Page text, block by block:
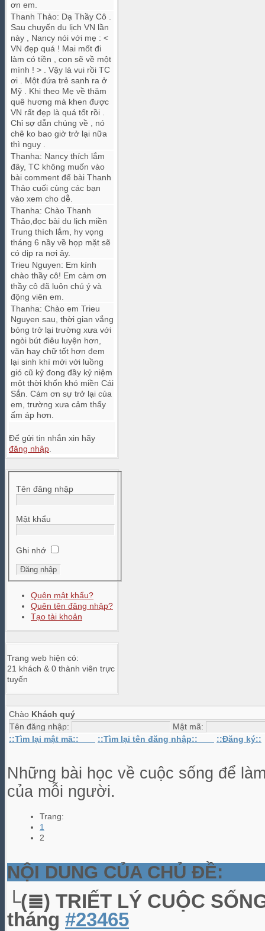
ơn em.
Thanh Thảo: Dạ Thầy Cô .
Sau chuyến du lịch VN lần
này , Nancy nói với mẹ : <
VN đẹp quá ! Mai mốt đi
làm có tiền , con sẽ về một
mình ! > . Vậy là vui rồi TC
ơi . Một đứa trẻ sanh ra ở
Mỹ . Khi theo Mẹ về thăm
quê hương mà khen được
VN rất đẹp là quá tốt rồi .
Chỉ sợ dẫn chúng về , nó
chê ko bao giờ trở lại nữa
thì nguy .
Thanha: Nancy thích lắm
đây, TC không muốn vào
bài comment để bài Thanh
Thảo cuối cùng các bạn
vào xem cho dễ.
Thanha: Chào Thanh
Thảo,đọc bài du lịch miền
Trung thích lắm, hy vọng
tháng 6 nầy về họp mặt sẽ
có dịp ra nơi ây.
Trieu Nguyen: Em kính
chào thầy cô! Em cảm ơn
thầy cô đã luôn chú ý và
động viên em.
Thanha: Chào em Trieu
Nguyen sau, thời gian vắng
bóng trở lại trường xưa với
ngòi bút điêu luyện hơn,
văn hay chữ tốt hơn đem
lại sinh khí mới với luồng
gió cũ kỷ đong đầy kỷ niệm
một thời khốn khó miền Cái
Sắn. Cám ơn sự trở lại của
em, trường xưa cảm thấy
ấm áp hơn.
Để gửi tin nhắn xin hãy
đăng nhập.
Tên đăng nhập
Mật khẩu
Ghi nhớ
Quên mật khẩu?
Quên tên đăng nhập?
Tạo tài khoản
Trang web hiện có:
21 khách & 0 thành viên trực
tuyến
Chào Khách quý
Tên đăng nhập:
Mật mã:
::Tìm lại mật mã::
::Tìm lại tên đăng nhập:: ::Đăng ký::
Những bài học về cuộc sống để
của mỗi người.
Trang:
1
2
NỘI DUNG CỦA CHỦ ĐỀ:
└(≣) TRIẾT LÝ CUỘC
tháng #23465